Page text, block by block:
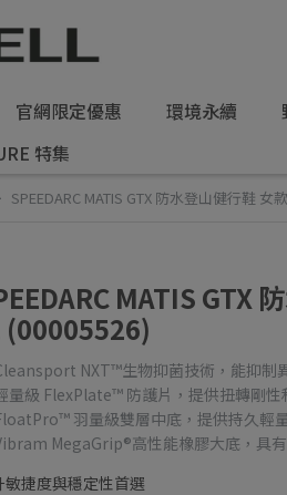
官網限定優惠 環境永續
特集
SPEEDARC MATIS GTX 防水登山健行鞋 女
MATIS GTX
(00005526)
NXT™生物抑菌技術，能抑制
量級 FlexPlate™ 防護片，提供扭轉剛性
羽量級雙層中底，提供持久輕
MegaGrip®高性能橡膠大底，具
敏捷度與穩定性首選